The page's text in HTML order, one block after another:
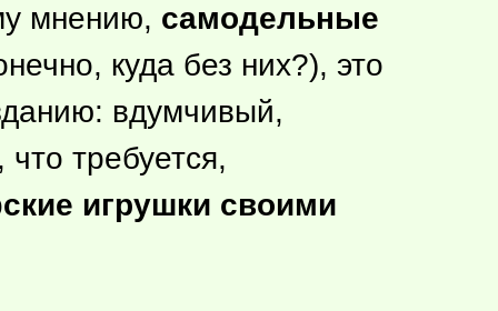
мнению, самодельные
куда без них?), это
вдумчивый,
требуется,
игрушки своими